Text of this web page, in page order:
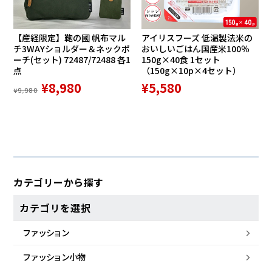
カテゴリーから探す
カテゴリを選択
ファッション
ファッション小物
【産経限定】鞄の國 帆布マル
チ3WAYショルダー＆ネックポ
ーチ(セット) 72487/72488 各1
点
¥9,980 ¥8,980
アイリスフーズ 低温製法米の
おいしいごはん国産米100％
150g×40食 1セット
（150g×10p×4セット）
¥5,580